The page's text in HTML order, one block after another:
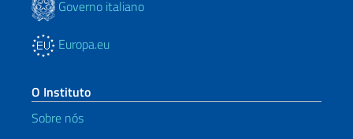
Governo italiano
Europa.eu
O Instituto
Sobre nós